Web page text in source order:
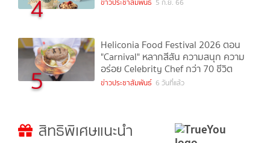
4 ข่าวประชาสัมพันธ์ 5 ก.ย. 66
5
Heliconia Food Festival 2026 ตอน
"Carnival" หลากสีสัน ความสนุก ความ
อร่อย Celebrity Chef กว่า 70 ชีวิต
ข่าวประชาสัมพันธ์ 6 วันที่แล้ว
สิทธิพิเศษแนะนำ